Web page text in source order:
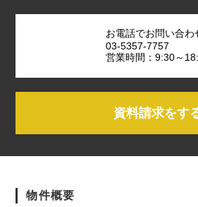
お電話でお問い合わ
03-5357-7757
営業時間：9:30～
資料請求をす
物件概要